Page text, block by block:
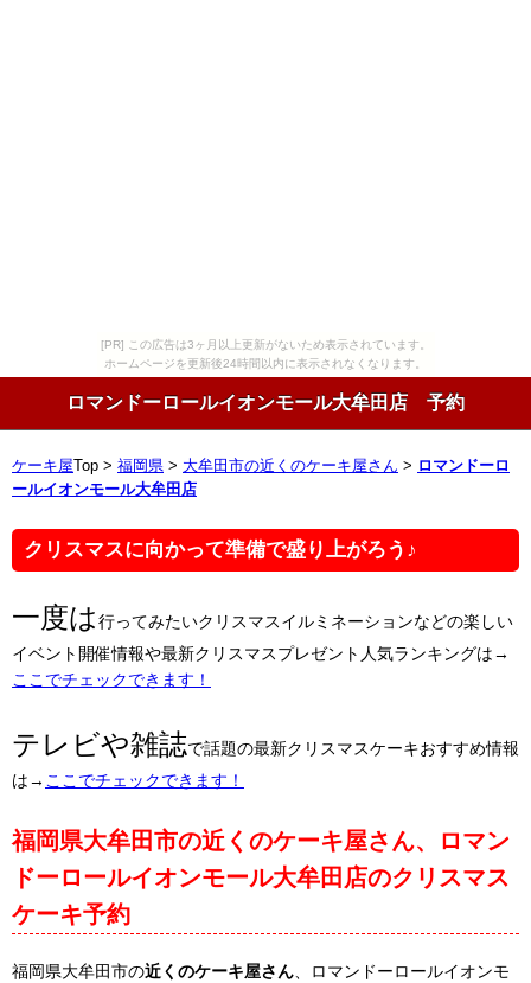
[PR] この広告は3ヶ月以上更新がないため表示されています。
ホームページを更新後24時間以内に表示されなくなります。
ロマンドーロールイオンモール大牟田店 予約
ケーキ屋 Top > 福岡県 > 大牟田市の近くのケーキ屋さん > ロマンドーロ
ールイオンモール大牟田店
クリスマスに向かって準備で盛り上がろう♪
一度は行ってみたいクリスマスイルミネーションなどの楽しい
イベント開催情報や最新クリスマスプレゼント人気ランキングは→
ここでチェックできます！
テレビや雑誌で話題の最新クリスマスケーキおすすめ情報
は→ ここでチェックできます！
福岡県大牟田市の近くのケーキ屋さん、ロマン
ドーロールイオンモール大牟田店のクリスマス
ケーキ予約
福岡県大牟田市の近くのケーキ屋さん 、ロマンドーロールイオンモ